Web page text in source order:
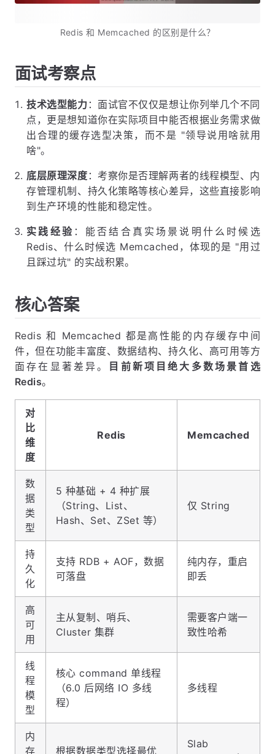
Redis 和 Memcached 的区别是什么？
面试考察点
技术选型能力 ：面试官不仅仅是想让你列举几个不同
点，更是想知道你在实际项目中能否根据业务需求做
出合理的缓存选型决策，而不是 "领导说用啥就用
啥"。
底层原理深度 ：考察你是否理解两者的线程模型、内
存管理机制、持久化策略等核心差异，这些直接影响
到生产环境的性能和稳定性。
实践经验 ：能否结合真实场景说明什么时候选
Redis、什么时候选 Memcached，体现的是 "用过
且踩过坑" 的实战积累。
核心答案
Redis 和 Memcached 都是高性能的内存缓存中间
件，但在功能丰富度、数据结构、持久化、高可用等方
面存在显著差异。 目前新项目绝大多数场景首选
Redis。
对
比
维
度
Redis Memcached
数
据
类
型
5 种基础 + 4 种扩展
（String、List、
Hash、Set、ZSet 等）
仅 String
持
久
化
支持 RDB + AOF，数据
可落盘
纯内存，重启
即丢
高
可
用
主从复制、哨兵、
Cluster 集群
需要客户端一
致性哈希
线
程
模
型
核心 command 单线程
（6.0 后网络 IO 多线
程）
多线程
内
存
根据数据类型选择最优
Slab